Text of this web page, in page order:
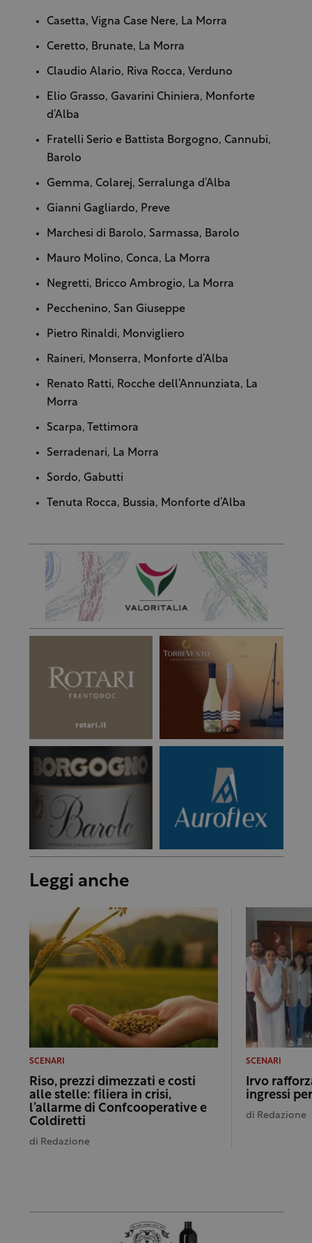
Casetta, Vigna Case Nere, La Morra
Ceretto, Brunate, La Morra
Claudio Alario, Riva Rocca, Verduno
Elio Grasso, Gavarini Chiniera, Monforte
d’Alba
Fratelli Serio e Battista Borgogno, Cannubi,
Barolo
Gemma, Colarej, Serralunga d’Alba
Gianni Gagliardo, Preve
Marchesi di Barolo, Sarmassa, Barolo
Mauro Molino, Conca, La Morra
Negretti, Bricco Ambrogio, La Morra
Pecchenino, San Giuseppe
Pietro Rinaldi, Monvigliero
Raineri, Monserra, Monforte d’Alba
Renato Ratti, Rocche dell’Annunziata, La
Morra
Scarpa, Tettimora
Serradenari, La Morra
Sordo, Gabutti
Tenuta Rocca, Bussia, Monforte d’Alba
Leggi anche
SCENARI
Riso, prezzi dimezzati e costi
alle stelle: filiera in crisi,
l’allarme di Confcooperative e
Coldiretti
di Redazione
SCENARI
Irvo
ingressi
di Redazione